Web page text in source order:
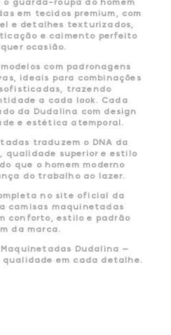
em tecidos premium, com
e detalhes texturizados,
e caimento perfeito
ocasião.
com padronagens
ideais para combinações
trazendo
a cada look. Cada
da Dudalina com design
e estética atemporal.
traduzem o DNA da
qualidade superior e estilo
que o homem moderno
do trabalho ao lazer.
no site oficial da
camisas maquinetadas
conforto, estilo e padrão
da marca.
Dudalina —
em cada detalhe.